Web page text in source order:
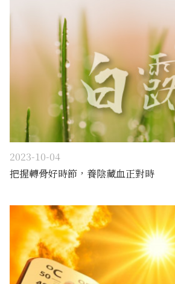
2023-10-04
把握轉骨好時節，養陰藏血正對時